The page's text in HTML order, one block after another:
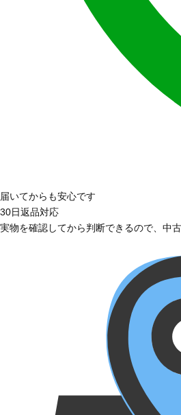
届いてからも安心です
30日返品対応
実物を確認してから判断できるので、中